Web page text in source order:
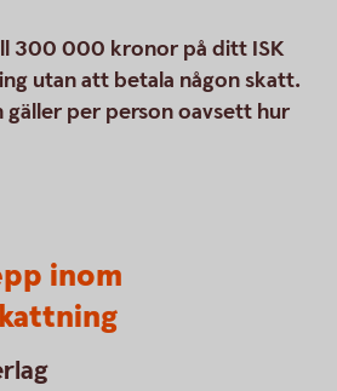
300 000 kronor på ditt ISK
utan att betala någon skatt.
gäller per person oavsett hur
inom